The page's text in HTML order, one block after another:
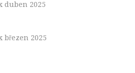
duben 2025
březen 2025